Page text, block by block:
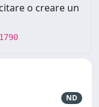
o creare un
ND